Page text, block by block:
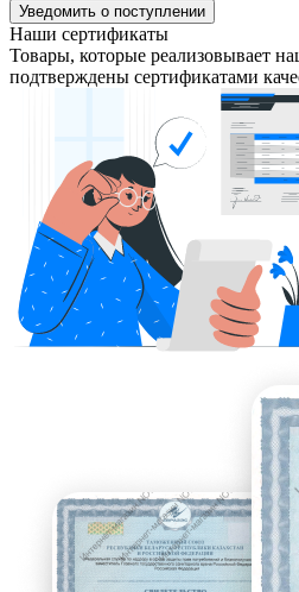
Уведомить о поступлении
Наши сертификаты
Товары, которые реализовывает
подтверждены сертификатами